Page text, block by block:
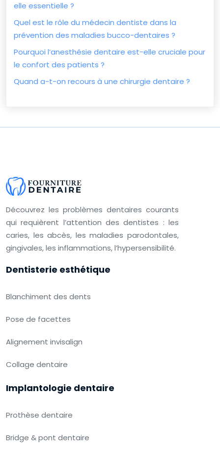
elle essentielle ?
Quel est le rôle du médecin dentiste dans la
prévention des maladies bucco-dentaires ?
Pourquoi l’anesthésie dentaire est-elle cruciale pour
le confort des patients ?
Quand a-t-on recours à une chirurgie dentaire ?
Découvrez les problèmes dentaires courants
qui requièrent l’attention des dentistes : les
caries, les abcès, les maladies parodontales,
gingivales, les inflammations, l’hypersensibilité.
Dentisterie esthétique
Blanchiment des dents
Pose de facettes
Alignement invisalign
Collage dentaire
Implantologie dentaire
Prothèse dentaire
Bridge & pont dentaire